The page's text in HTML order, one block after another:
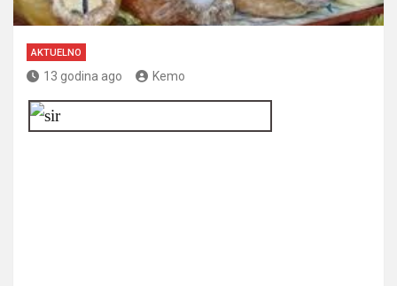
AKTUELNO
13 godina ago Kemo